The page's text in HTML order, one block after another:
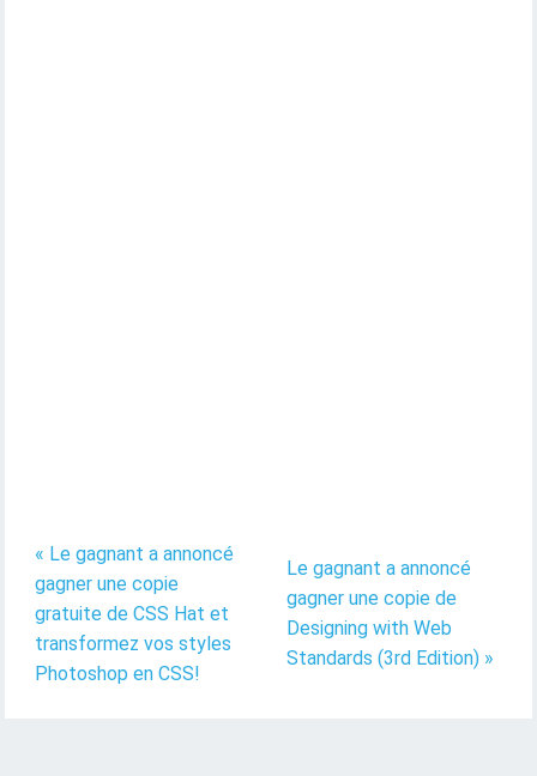
« Le gagnant a annoncé
gagner une copie
gratuite de CSS Hat et
transformez vos styles
Photoshop en CSS!
Le gagnant a annoncé
gagner une copie de
Designing with Web
Standards (3rd Edition) »